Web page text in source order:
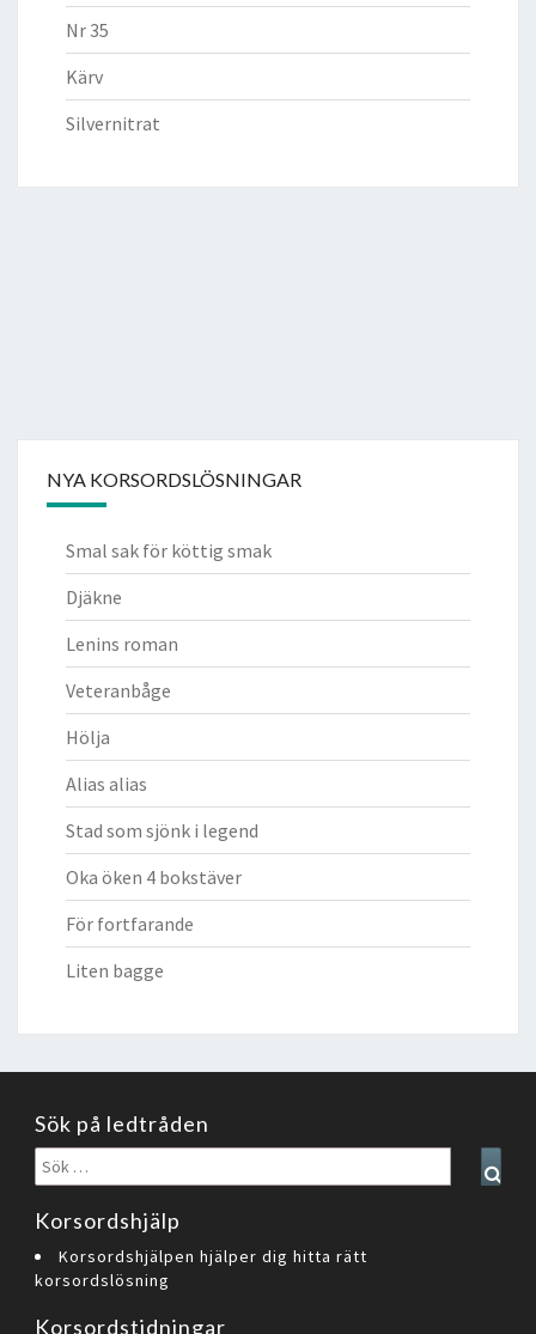
Nr 35
Kärv
Silvernitrat
NYA KORSORDSLÖSNINGAR
Smal sak för köttig smak
Djäkne
Lenins roman
Veteranbåge
Hölja
Alias alias
Stad som sjönk i legend
Oka öken 4 bokstäver
För fortfarande
Liten bagge
Sök på ledtråden
Sök
efter:
Korsordshjälp
Korsordshjälpen hjälper dig hitta rätt
korsordslösning
Korsordstidningar